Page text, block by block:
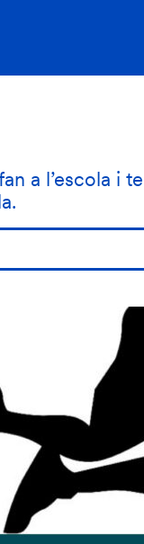
a l’escola i